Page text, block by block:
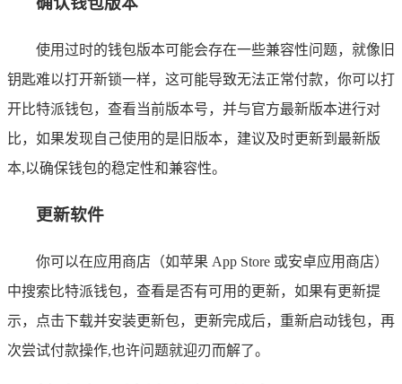
使用过时的钱包版本可能会存在一些兼容性问题，就像旧
钥匙难以打开新锁一样，这可能导致无法正常付款，你可以打
开比特派钱包，查看当前版本号，并与官方最新版本进行对
比，如果发现自己使用的是旧版本，建议及时更新到最新版
本,以确保钱包的稳定性和兼容性。
更新软件
你可以在应用商店（如苹果 App Store 或安卓应用商店）
中搜索比特派钱包，查看是否有可用的更新，如果有更新提
示，点击下载并安装更新包，更新完成后，重新启动钱包，再
次尝试付款操作,也许问题就迎刃而解了。